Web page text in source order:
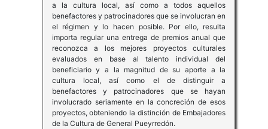
a la cultura local, así como a todos aquellos
benefactores y patrocinadores que se involucran en
el régimen y lo hacen posible. Por ello, resulta
importa regular una entrega de premios anual que
reconozca a los mejores proyectos culturales
evaluados en base al talento individual del
beneficiario y a la magnitud de su aporte a la
cultura local, así como el de distinguir a
benefactores y patrocinadores que se hayan
involucrado seriamente en la concreción de esos
proyectos, obteniendo la distinción de Embajadores
de la Cultura de General Pueyrredón.